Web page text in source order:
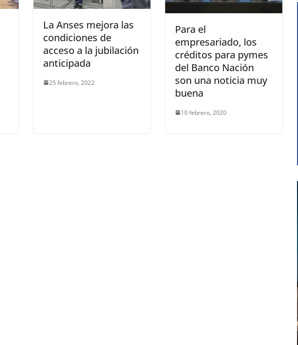
La Anses mejora las
condiciones de
acceso a la jubilación
anticipada
25 febrero, 2022
Para el
empresariado, los
créditos para pymes
del Banco Nación
son una noticia muy
buena
10 febrero, 2020